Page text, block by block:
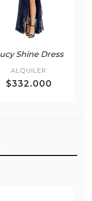
Shine Dress
ALQUILER
$332.000